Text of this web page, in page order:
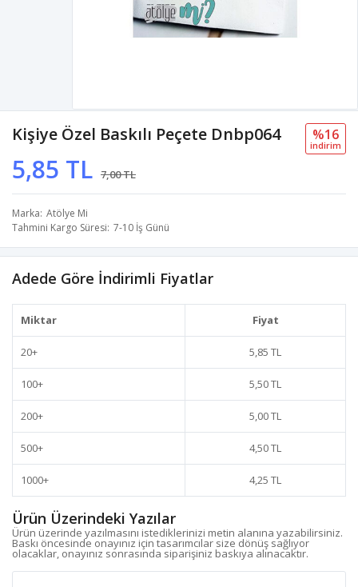
Kişiye Özel Baskılı Peçete Dnbp064
5,85 TL 7,00 TL
%16
i̇ndi̇ri̇m
Marka Atölye Mi
Tahmini Kargo Süresi 7-10 İş Günü
Adede Göre İndirimli Fiyatlar
Miktar Fiyat
20+ 5,85 TL
100+ 5,50 TL
200+ 5,00 TL
500+ 4,50 TL
1000+ 4,25 TL
Ürün Üzerindeki Yazılar
Ürün üzerinde yazılmasını istediklerinizi metin alanına yazabilirsiniz.
Baskı öncesinde onayınız için tasarımcılar size dönüş sağlıyor
olacaklar, onayınız sonrasında siparişiniz baskıya alınacaktır.